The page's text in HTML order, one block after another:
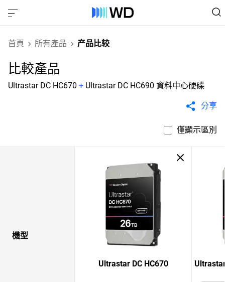
首頁 所有產品 产品比较
比較產品
Ultrastar DC HC670 + Ultrastar DC HC690 資料中心硬碟
分享
僅顯示區別
機型
Ultrastar DC HC670